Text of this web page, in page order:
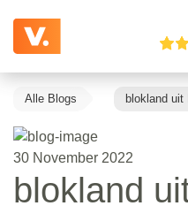
Alle Blogs blokland uit
30 November 2022
blokland